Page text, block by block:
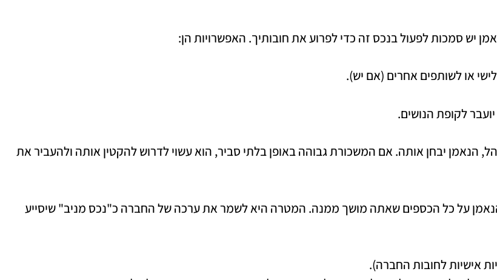
יש סמכות לפעול בנכס זה כדי לפרוע את חובותיך. האפשרויות הן:
או לשותפים אחרים (אם יש).
לקופת הנושים.
יבחן אותה. אם המשכורת גבוהה באופן בלתי סביר, הוא עשוי לדרוש להקטין אותה ולהעביר את
על כל הכספים שאתה מושך ממנה. המטרה היא לשמר את ערכה של החברה כ"נכס מניב" שיסייע
אישיות לחובות החברה).